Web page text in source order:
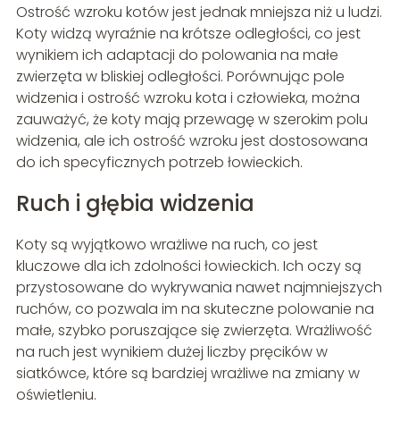
Ostrość wzroku kotów jest jednak mniejsza niż u ludzi.
Koty widzą wyraźnie na krótsze odległości, co jest
wynikiem ich adaptacji do polowania na małe
zwierzęta w bliskiej odległości. Porównując pole
widzenia i ostrość wzroku kota i człowieka, można
zauważyć, że koty mają przewagę w szerokim polu
widzenia, ale ich ostrość wzroku jest dostosowana
do ich specyficznych potrzeb łowieckich.
Ruch i głębia widzenia
Koty są wyjątkowo wrażliwe na ruch, co jest
kluczowe dla ich zdolności łowieckich. Ich oczy są
przystosowane do wykrywania nawet najmniejszych
ruchów, co pozwala im na skuteczne polowanie na
małe, szybko poruszające się zwierzęta. Wrażliwość
na ruch jest wynikiem dużej liczby pręcików w
siatkówce, które są bardziej wrażliwe na zmiany w
oświetleniu.